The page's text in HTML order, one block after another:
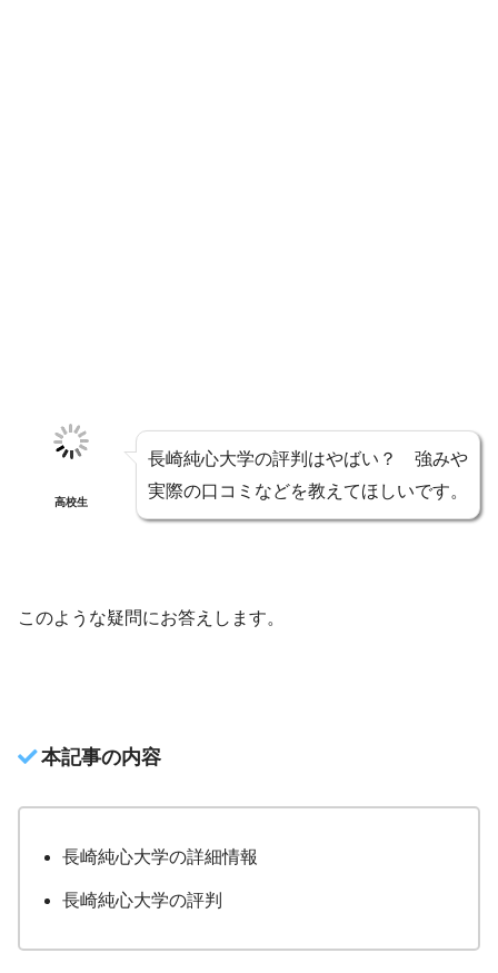
高校生
長崎純心大学の評判はやばい？ 強みや
実際の口コミなどを教えてほしいです。
このような疑問にお答えします。
本記事の内容
長崎純心大学の詳細情報
長崎純心大学の評判